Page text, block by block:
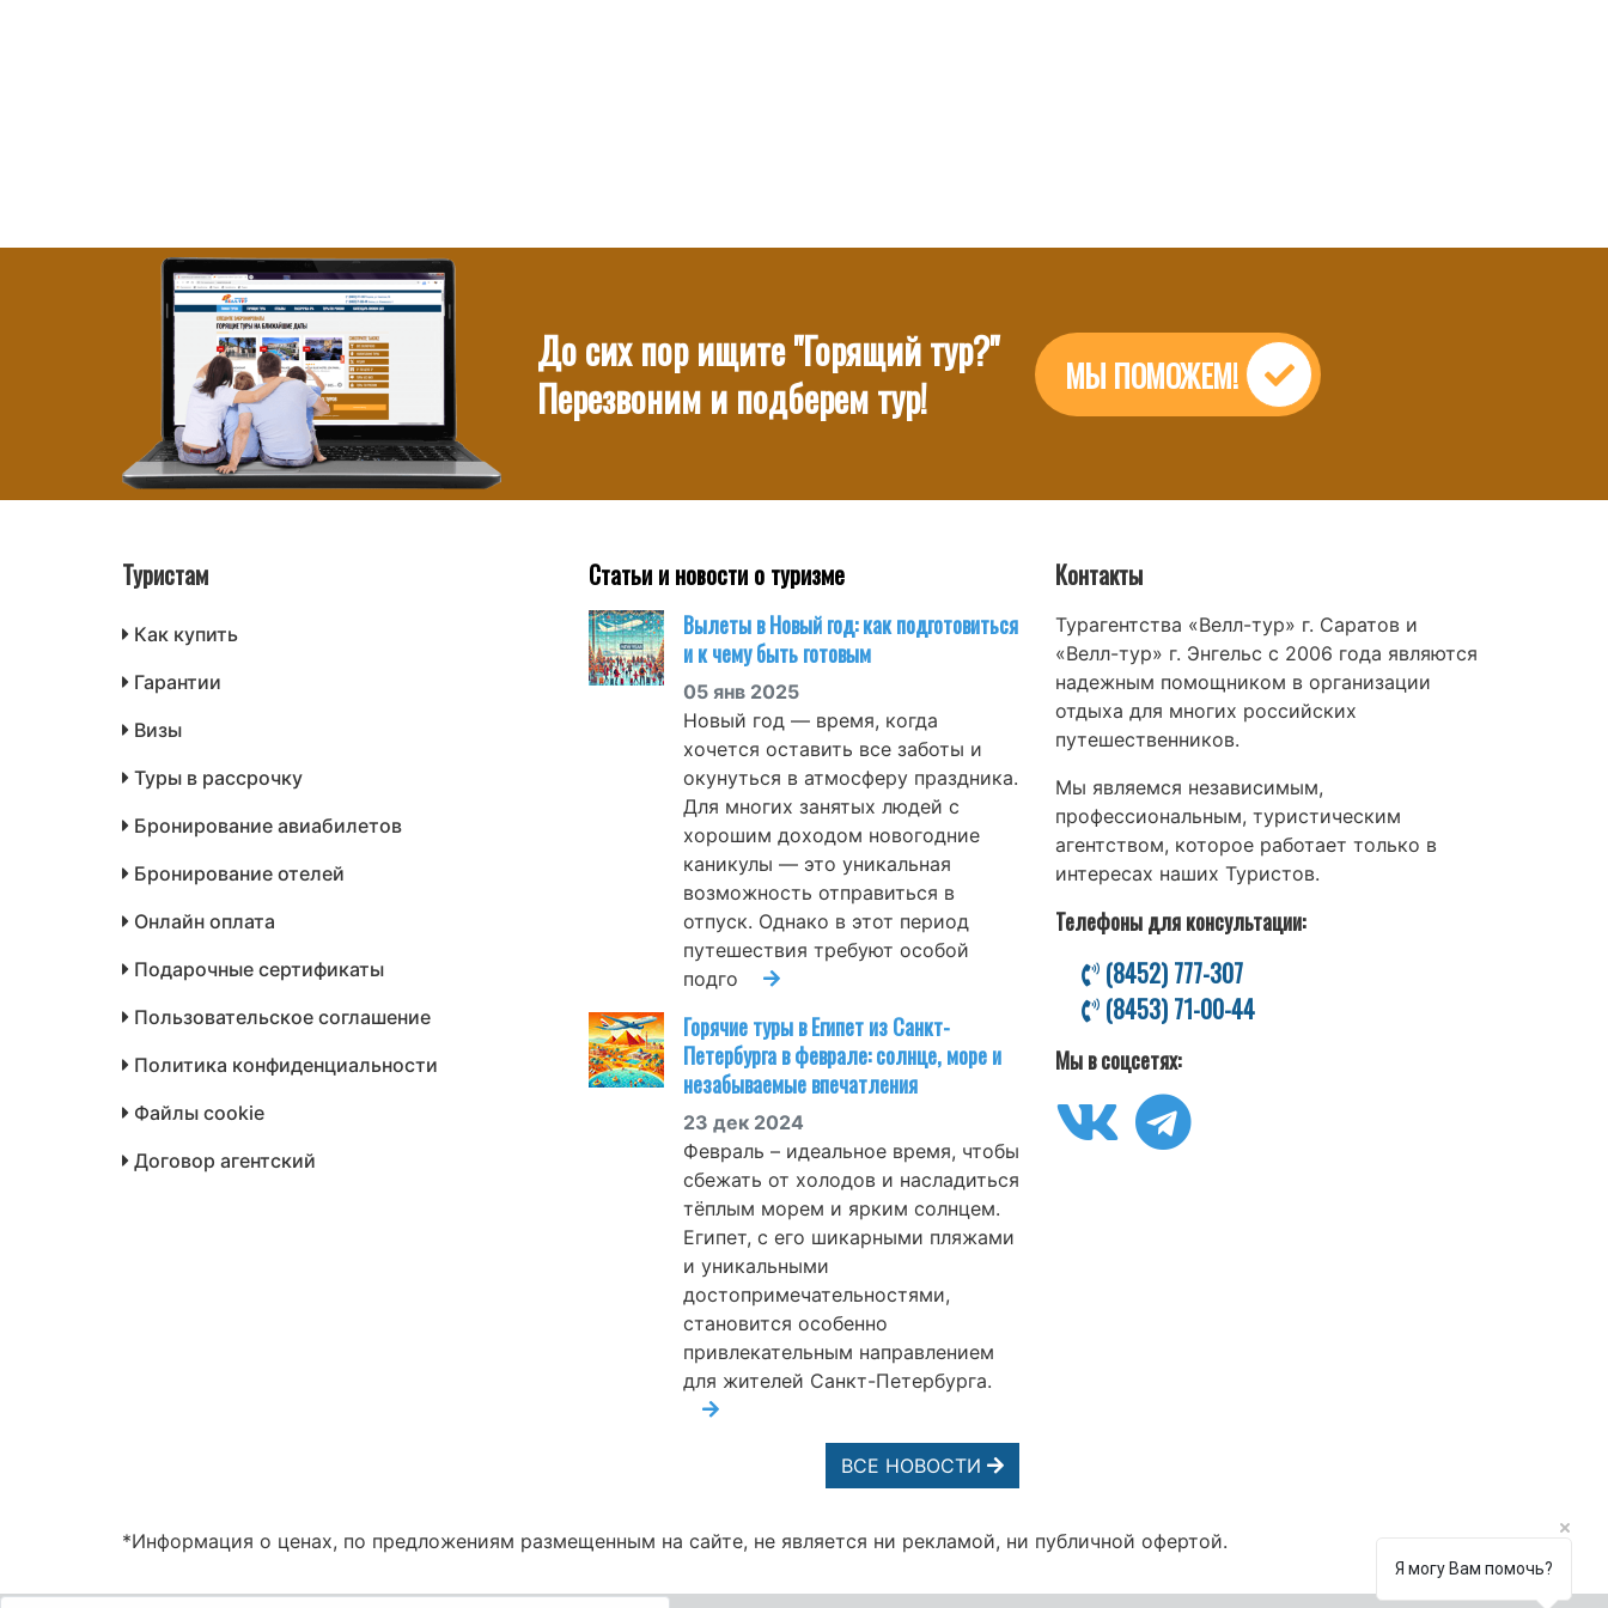
До сих пор ищите "Горящий тур?"
Перезвоним и подберем тур!
МЫ ПОМОЖЕМ!
Туристам
Как купить
Гарантии
Визы
Туры в рассрочку
Бронирование авиабилетов
Бронирование отелей
Онлайн оплата
Подарочные сертификаты
Пользовательское соглашение
Политика конфиденциальности
Файлы cookie
Договор агентский
Статьи и новости о туризме
Вылеты в Новый год: как подготовиться
и к чему быть готовым
05 янв 2025
Новый год — время, когда
хочется оставить все заботы и
окунуться в атмосферу праздника.
Для многих занятых людей с
хорошим доходом новогодние
каникулы — это уникальная
возможность отправиться в
отпуск. Однако в этот период
путешествия требуют особой
подго
Горячие туры в Египет из Санкт-
Петербурга в феврале: солнце, море и
незабываемые впечатления
23 дек 2024
Февраль – идеальное время, чтобы
сбежать от холодов и насладиться
тёплым морем и ярким солнцем.
Египет, с его шикарными пляжами
и уникальными
достопримечательностями,
становится особенно
привлекательным направлением
для жителей Санкт-Петербурга.
ВСЕ НОВОСТИ
Контакты
Турагентства «Велл-тур» г. Саратов и
«Велл-тур» г. Энгельс с 2006 года являются
надежным помощником в организации
отдыха для многих российских
путешественников.
Мы являемся независимым,
профессиональным, туристическим
агентством, которое работает только в
интересах наших Туристов.
Телефоны для консультации:
(8452) 777-307
(8453) 71-00-44
Мы в соцсетях:
*Информация о ценах, по предложениям размещенным на сайте, не является ни рекламой, ни публичной офертой.
Я могу Вам помочь?